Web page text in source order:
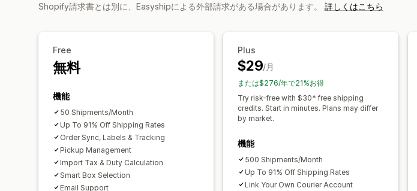
Shopify請求書とは別に、Easyshipによる外部請求がある場合があります。 詳しくはこちら
Free
無料
機能
50 Shipments/Month
Up To 91% Off Shipping Rates
Order Sync, Labels & Tracking
Pickup Management
Import Tax & Duty Calculation
Smart Box Selection
Email Support
Plus
$29/月
または$276/年で21%お得
Try risk-free with $30* free shipping
credits. Start in minutes. Plans may differ
by market.
機能
500 Shipments/Month
Up To 91% Off Shipping Rates
Link Your Own Courier Account